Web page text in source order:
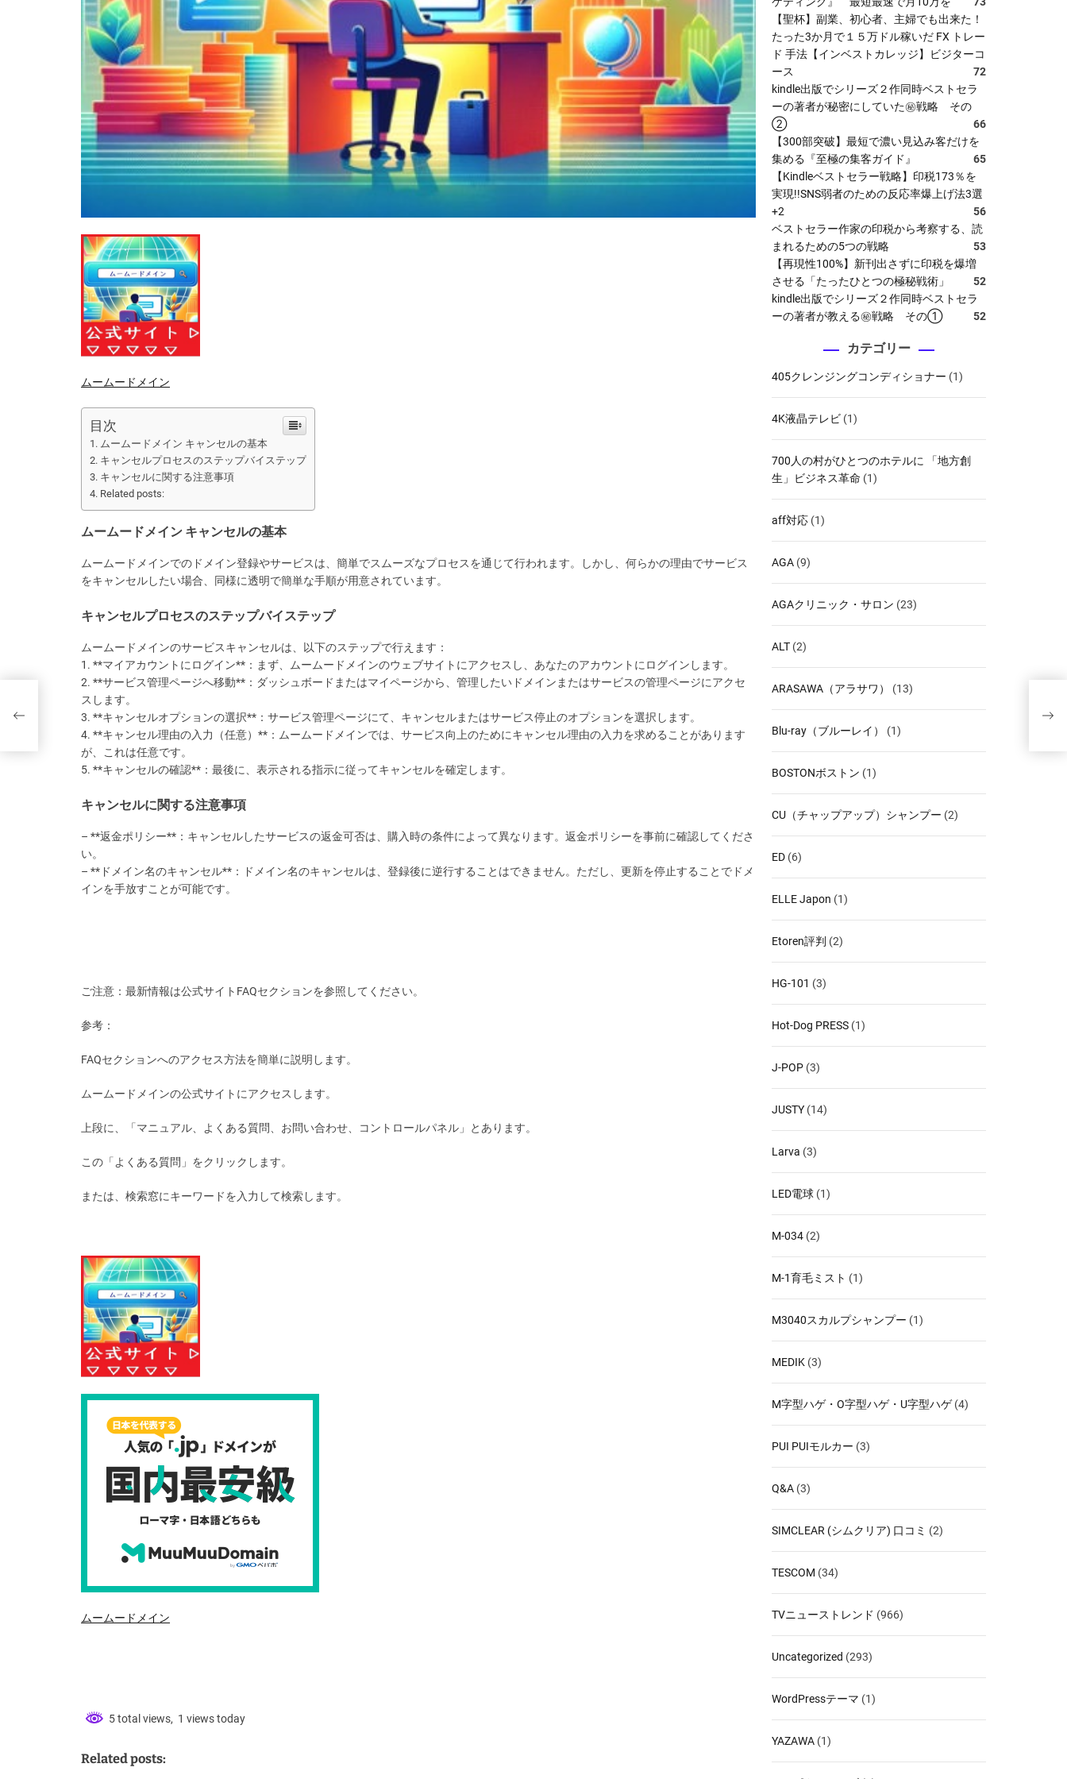
ムームードメイン
目次
ムームードメイン キャンセルの基本
キャンセルプロセスのステップバイステップ
キャンセルに関する注意事項
Related posts:
ムームードメイン キャンセルの基本
ムームードメインでのドメイン登録やサービスは、簡単でスムーズなプロセスを通じて行われます。しかし、何らかの理由でサービス
をキャンセルしたい場合、同様に透明で簡単な手順が用意されています。
キャンセルプロセスのステップバイステップ
ムームードメインのサービスキャンセルは、以下のステップで行えます：
1. **マイアカウントにログイン**：まず、ムームードメインのウェブサイトにアクセスし、あなたのアカウントにログインします。
2. **サービス管理ページへ移動**：ダッシュボードまたはマイページから、管理したいドメインまたはサービスの管理ページにアクセ
スします。
3. **キャンセルオプションの選択**：サービス管理ページにて、キャンセルまたはサービス停止のオプションを選択します。
4. **キャンセル理由の入力（任意）**：ムームードメインでは、サービス向上のためにキャンセル理由の入力を求めることがあります
が、これは任意です。
5. **キャンセルの確認**：最後に、表示される指示に従ってキャンセルを確定します。
キャンセルに関する注意事項
– **返金ポリシー**：キャンセルしたサービスの返金可否は、購入時の条件によって異なります。返金ポリシーを事前に確認してくださ
い。
– **ドメイン名のキャンセル**：ドメイン名のキャンセルは、登録後に逆行することはできません。ただし、更新を停止することでドメ
インを手放すことが可能です。
ご注意：最新情報は公式サイトFAQセクションを参照してください。
参考：
FAQセクションへのアクセス方法を簡単に説明します。
ムームードメインの公式サイトにアクセスします。
上段に、「マニュアル、よくある質問、お問い合わせ、コントロールパネル」とあります。
この「よくある質問」をクリックします。
または、検索窓にキーワードを入力して検索します。
ムームードメイン
5 total views, 1 views today
Related posts:
【聖杯】副業、初心者、主婦でも出来た！
たった3か月で１５万ドル稼いだ FX トレー
ド 手法【インベストカレッジ】ビジターコ
ース
72
kindle出版でシリーズ２作同時ベストセラ
ーの著者が秘密にしていた㊙戦略 その
②
66
【300部突破】最短で濃い見込み客だけを
集める『至極の集客ガイド』
65
【Kindleベストセラー戦略】印税173％を
実現!!SNS弱者のための反応率爆上げ法3選
+2
56
ベストセラー作家の印税から考察する、読
まれるための5つの戦略
53
【再現性100%】新刊出さずに印税を爆増
させる「たったひとつの極秘戦術」
52
kindle出版でシリーズ２作同時ベストセラ
ーの著者が教える㊙戦略 その①
52
カテゴリー
405クレンジングコンディショナー (1)
4K液晶テレビ (1)
700人の村がひとつのホテルに 「地方創
生」ビジネス革命 (1)
aff対応 (1)
AGA (9)
AGAクリニック・サロン (23)
ALT (2)
ARASAWA（アラサワ） (13)
Blu-ray（ブルーレイ） (1)
BOSTONボストン (1)
CU（チャップアップ）シャンプー (2)
ED (6)
ELLE Japon (1)
Etoren評判 (2)
HG-101 (3)
Hot-Dog PRESS (1)
J-POP (3)
JUSTY (14)
Larva (3)
LED電球 (1)
M-034 (2)
M-1育毛ミスト (1)
M3040スカルプシャンプー (1)
MEDIK (3)
M字型ハゲ・O字型ハゲ・U字型ハゲ(4)
PUI PUIモルカー (3)
Q&A (3)
SIMCLEAR (シムクリア) 口コミ (2)
TESCOM (34)
TVニューストレンド (966)
Uncategorized (293)
WordPressテーマ (1)
YAZAWA (1)
る
マ